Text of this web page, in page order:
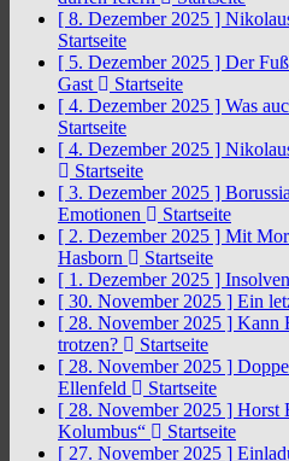
[ 8. Dezember 2025 ]
Startseite
[ 5. Dezember 2025 ] Der
Gast
Startseite
[ 4. Dezember 2025 ] Was
Startseite
[ 4. Dezember 2025 ]
Startseite
[ 3. Dezember 2025 ]
Emotionen
Startseite
[ 2. Dezember 2025 ] Mit
Hasborn
Startseite
[ 1. Dezember 2025 ]
[ 30. November 2025 ] Ein
[ 28. November 2025 ] Kann
trotzen?
Startseite
[ 28. November 2025 ]
Ellenfeld
Startseite
[ 28. November 2025 ] Horst
Kolumbus“
Startseite
[ 27. November 2025 ]